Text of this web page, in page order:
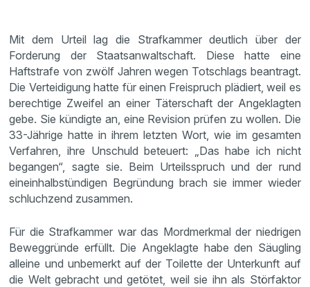
Mit dem Urteil lag die Strafkammer deutlich über der
Forderung der Staatsanwaltschaft. Diese hatte eine
Haftstrafe von zwölf Jahren wegen Totschlags beantragt.
Die Verteidigung hatte für einen Freispruch plädiert, weil es
berechtige Zweifel an einer Täterschaft der Angeklagten
gebe. Sie kündigte an, eine Revision prüfen zu wollen. Die
33-Jährige hatte in ihrem letzten Wort, wie im gesamten
Verfahren, ihre Unschuld beteuert: „Das habe ich nicht
begangen“, sagte sie. Beim Urteilsspruch und der rund
eineinhalbstündigen Begründung brach sie immer wieder
schluchzend zusammen.
Für die Strafkammer war das Mordmerkmal der niedrigen
Beweggründe erfüllt. Die Angeklagte habe den Säugling
alleine und unbemerkt auf der Toilette der Unterkunft auf
die Welt gebracht und getötet, weil sie ihn als Störfaktor